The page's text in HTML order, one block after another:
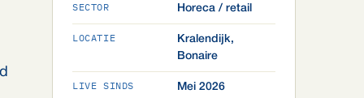
SECTOR Horeca / retail
LOCATIE
Kralendijk,
Bonaire
LIVE SINDS Mei 2026